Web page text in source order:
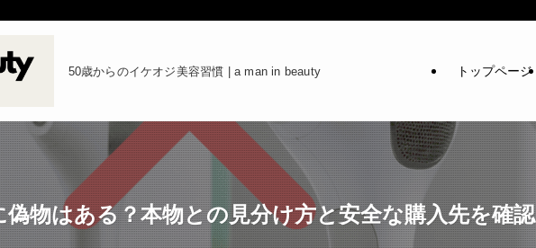
50歳からのイケオジ美容習慣 | a man in beauty トップページ
物はある？本物との見分け方と安全な購入先を確認